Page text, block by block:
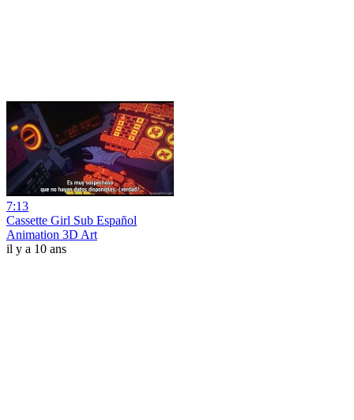
7:13
Cassette Girl Sub Español
Animation 3D Art
il y a 10 ans